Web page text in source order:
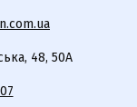
48, 50А